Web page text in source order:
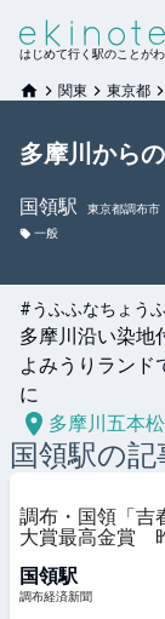
はじめて行く駅のことが
関東 東京都
多摩川から
国領駅
東京都調布市
一般
#うふふなちょうふ
多摩川沿い染地
よみうりランド
に
多摩川五本
国領駅の記
調布・国領「吉
大賞最高金賞
国領駅
調布経済新聞